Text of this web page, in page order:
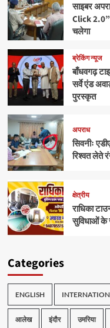
साइबर
Click
चलेगा
ब्रेकिंग न्यूज
बाँधवगढ़
सर्वे एंड
पुरस्कृत
अपराध
सिवनीः
रिश्वत लेते
क्षेत्रीय
राधिका
सुविधाओं के
Categories
ENGLISH
आलेख इंदौर उमरिया